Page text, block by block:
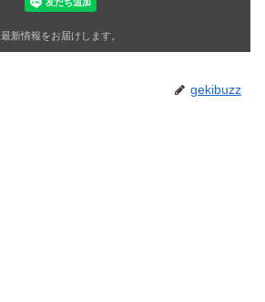
最新情報をお届けします。
gekibuzz